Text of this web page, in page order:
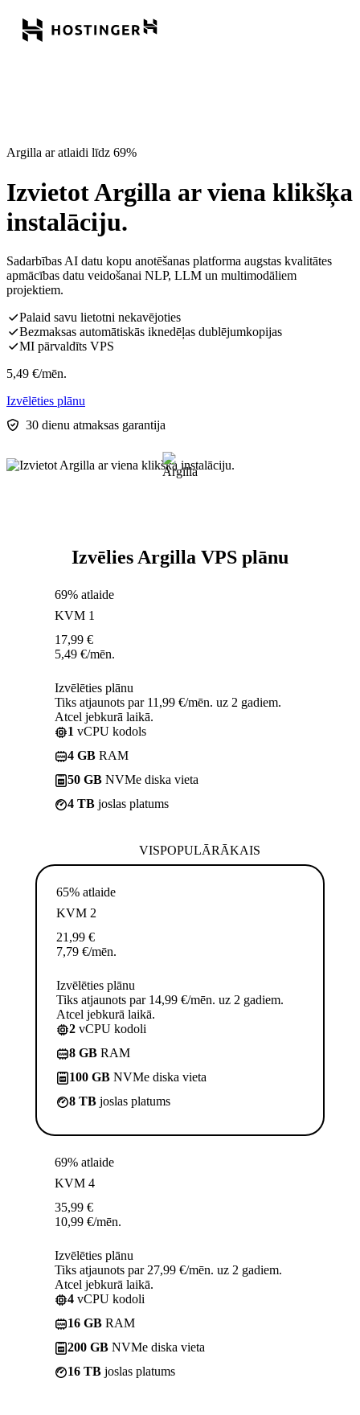
Argilla ar atlaidi līdz 69%
Izvietot Argilla ar viena klikšķa
instalāciju.
Sadarbības AI datu kopu anotēšanas platforma augstas kvalitātes
apmācības datu veidošanai NLP, LLM un multimodāliem
projektiem.
Palaid savu lietotni nekavējoties
Bezmaksas automātiskās iknedēļas dublējumkopijas
MI pārvaldīts VPS
5,49 €/mēn.
Izvēlēties plānu
30 dienu atmaksas garantija
Izvēlies Argilla VPS plānu
69% atlaide
KVM 1
17,99 €
5,49 €/mēn.
Izvēlēties plānu
Tiks atjaunots par 11,99 €/mēn. uz 2 gadiem.
Atcel jebkurā laikā.
1 vCPU kodols
4 GB RAM
50 GB NVMe diska vieta
4 TB joslas platums
VISPOPULĀRĀKAIS
65% atlaide
KVM 2
21,99 €
7,79 €/mēn.
Izvēlēties plānu
Tiks atjaunots par 14,99 €/mēn. uz 2 gadiem.
Atcel jebkurā laikā.
2 vCPU kodoli
8 GB RAM
100 GB NVMe diska vieta
8 TB joslas platums
69% atlaide
KVM 4
35,99 €
10,99 €/mēn.
Izvēlēties plānu
Tiks atjaunots par 27,99 €/mēn. uz 2 gadiem.
Atcel jebkurā laikā.
4 vCPU kodoli
16 GB RAM
200 GB NVMe diska vieta
16 TB joslas platums